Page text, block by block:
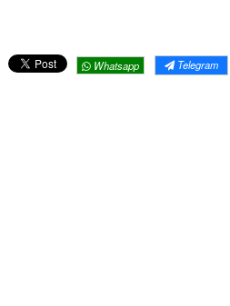
Whatsapp Telegram